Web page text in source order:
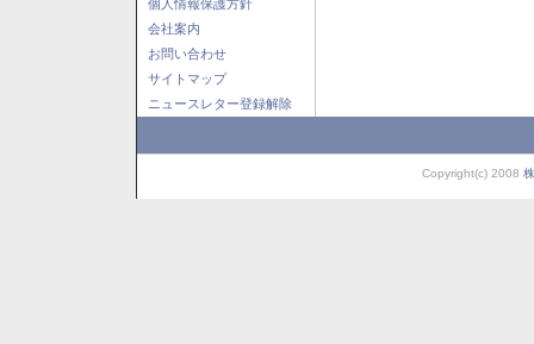
個人情報保護方針
会社案内
お問い合わせ
サイトマップ
ニュースレター登録解除
Copyright(c) 2008